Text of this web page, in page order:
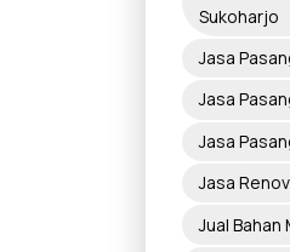
Sukoharjo
Jasa
Jasa
Jasa
Jasa
Jual Bahan